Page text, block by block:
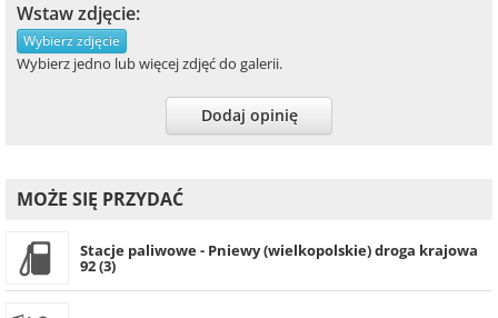
Wstaw zdjęcie:
Wybierz zdjęcie
Wybierz jedno lub więcej zdjęć do galerii.
Dodaj opinię
MOŻE SIĘ PRZYDAĆ
Stacje paliwowe - Pniewy (wielkopolskie) droga krajowa
92 (3)